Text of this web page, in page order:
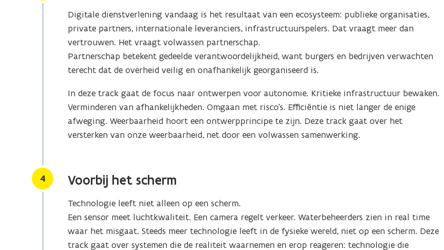
Digitale dienstverlening vandaag is het resultaat van een ecosysteem: publieke organisaties,
private partners, internationale leveranciers, infrastructuurspelers. Dat vraagt meer dan
vertrouwen. Het vraagt volwassen partnerschap.
Partnerschap betekent gedeelde verantwoordelijkheid, want burgers en bedrijven verwachten
terecht dat de overheid veilig en onafhankelijk georganiseerd is.
In deze track gaat de focus naar ontwerpen voor autonomie. Kritieke infrastructuur bewaken.
Verminderen van afhankelijkheden. Omgaan met risco’s. Efficiëntie is niet langer de enige
afweging. Weerbaarheid hoort een ontwerpprincipe te zijn. Deze track gaat over het
versterken van onze weerbaarheid, net door een volwassen samenwerking.
Stap
4 Voorbij het scherm
Technologie leeft niet alleen op een scherm.
Een sensor meet luchtkwaliteit. Een camera regelt verkeer. Waterbeheerders zien in real time
waar het misgaat. Steeds meer technologie leeft in de fysieke wereld, niet op een scherm. Deze
track gaat over systemen die de realiteit waarnemen en erop reageren: technologie die